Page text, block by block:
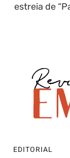
estreia de
EDITORIAL